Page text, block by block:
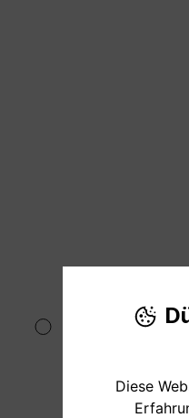
Diese